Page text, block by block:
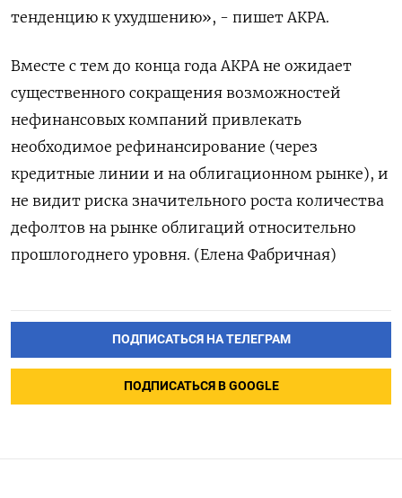
тенденцию к ухудшению», - пишет АКРА.
Вместе с тем до конца года АКРА не ожидает
существенного сокращения возможностей
нефинансовых компаний привлекать
необходимое рефинансирование (через
кредитные линии и на облигационном рынке), и
не видит риска значительного роста количества
дефолтов на рынке облигаций относительно
прошлогоднего уровня. (Елена Фабричная)
ПОДПИСАТЬСЯ НА ТЕЛЕГРАМ
ПОДПИСАТЬСЯ В GOOGLE